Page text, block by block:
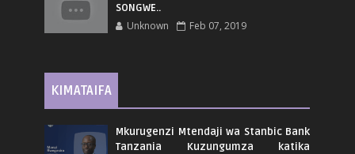
SONGWE..
Unknown Feb 07, 2019
KIMATAIFA
Mkurugenzi Mtendaji wa Stanbic Bank
Tanzania Kuzungumza katika